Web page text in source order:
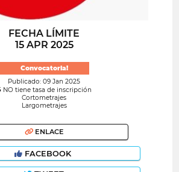
FECHA LÍMITE
15 APR 2025
Convocatoria!
Publicado: 09 Jan 2025
NO tiene tasa de inscripción
Cortometrajes
Largometrajes
ENLACE
FACEBOOK